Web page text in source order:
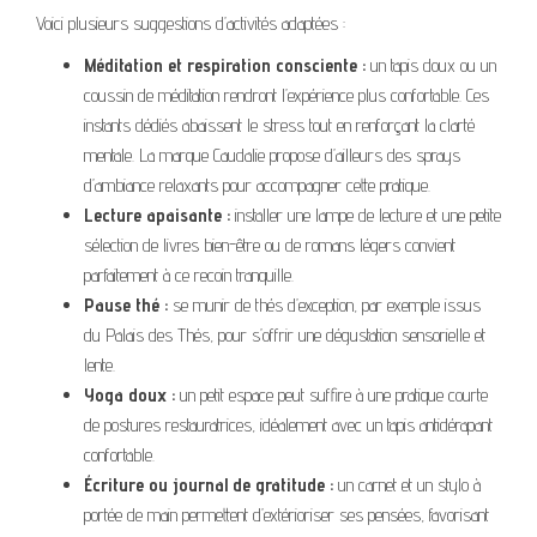
Voici plusieurs suggestions d’activités adaptées :
Méditation et respiration consciente : un tapis doux ou un
coussin de méditation rendront l’expérience plus confortable. Ces
instants dédiés abaissent le stress tout en renforçant la clarté
mentale. La marque Caudalie propose d’ailleurs des sprays
d’ambiance relaxants pour accompagner cette pratique.
Lecture apaisante : installer une lampe de lecture et une petite
sélection de livres bien-être ou de romans légers convient
parfaitement à ce recoin tranquille.
Pause thé : se munir de thés d’exception, par exemple issus
du Palais des Thés, pour s’offrir une dégustation sensorielle et
lente.
Yoga doux : un petit espace peut suffire à une pratique courte
de postures restauratrices, idéalement avec un tapis antidérapant
confortable.
Écriture ou journal de gratitude : un carnet et un stylo à
portée de main permettent d’extérioriser ses pensées, favorisant